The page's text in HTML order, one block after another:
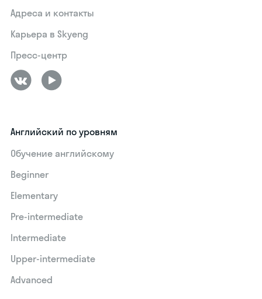
Адреса и контакты
Карьера в Skyeng
Пресс-центр
Английский по уровням
Обучение английскому
Beginner
Elementary
Pre-intermediate
Intermediate
Upper-intermediate
Advanced